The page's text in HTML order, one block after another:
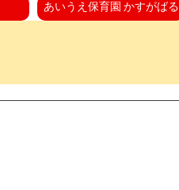
あいうえ保育園 かすがばる